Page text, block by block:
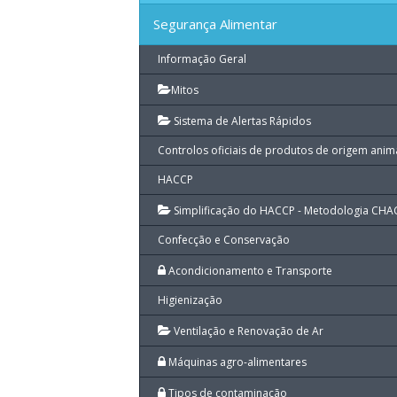
Segurança Alimentar
Informação Geral
Mitos
Sistema de Alertas Rápidos
Controlos oficiais de produtos de origem
HACCP
Simplificação do HACCP - Metodologia
Confecção e Conservação
Acondicionamento e Transporte
Higienização
Ventilação e Renovação de Ar
Máquinas agro-alimentares
Tipos de contaminação